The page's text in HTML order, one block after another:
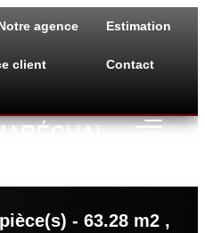
agence Estimation
client Contact
LOCATIONS
- 63.28 m2 ,